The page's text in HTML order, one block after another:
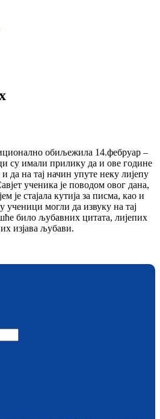
обиљежила 14.фебруар –
су имали прилику да и ове године
да на тај начин упуте неку лијепу
ученика је поводом овог дана,
је стајала кутија за писма, као и
ученици могли да извуку на тај
било љубавних цитата, лијепих
изјава љубави.